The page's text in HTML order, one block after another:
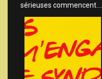
sérieuses commencent……